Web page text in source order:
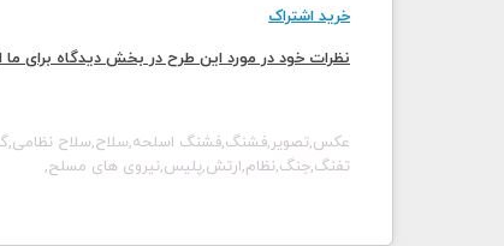
خرید اشتراک
نظرات خود در مورد این طرح در بخش دیدگاه برای ما
عکس,تصویر,فشنگ,فشنگ اسلحه,سلاح,سلاح
تفنگ,جنگ,نظام,ارتش,پلیس,نیروی های مسلح,